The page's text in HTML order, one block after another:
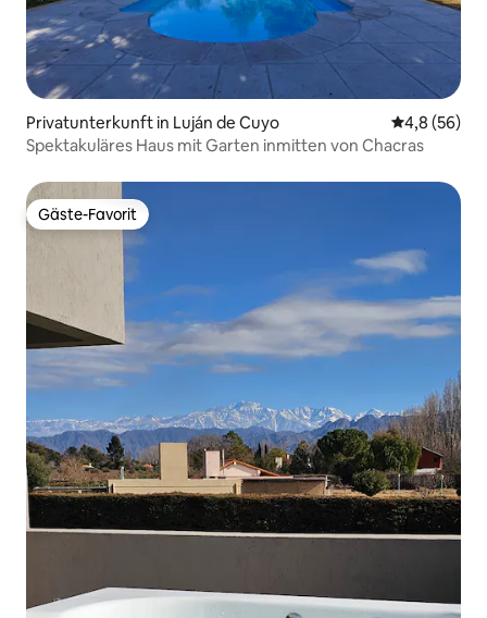
Privatunterkunft in Luján de Cuyo
4,8 (56)
Spektakuläres Haus mit Garten inmitten von Chacras
Gäste-Favorit
Gäste-Favorit